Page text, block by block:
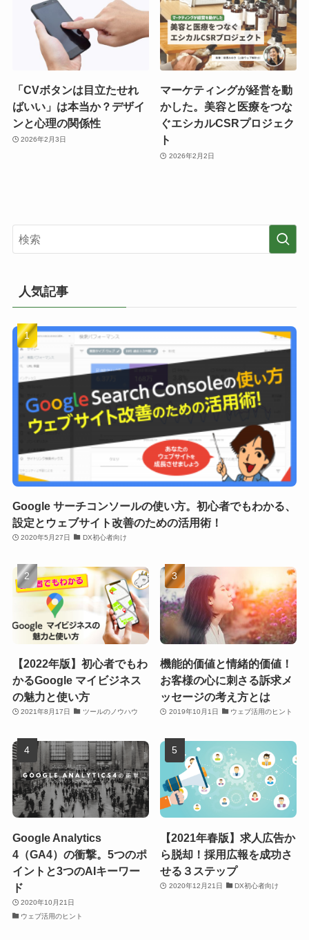
「CVボタンは目立たせれ
ばいい」は本当か？デザイ
ンと心理の関係性
2026年2月3日
マーケティングが経営を動
かした。美容と医療をつな
ぐエシカルCSRプロジェク
ト
2026年2月2日
人気記事
Google サーチコンソールの使い方。初心者でもわかる、
設定とウェブサイト改善のための活用術！
2020年5月27日 DX初心者向け
【2022年版】初心者でもわ
かるGoogle マイビジネス
の魅力と使い方
2021年8月17日 ツールのノウハウ
機能的価値と情緒的価値！
お客様の心に刺さる訴求メ
ッセージの考え方とは
2019年10月1日 ウェブ活用のヒント
Google Analytics
4（GA4）の衝撃。5つのポ
イントと3つのAIキーワー
ド
2020年10月21日
ウェブ活用のヒント
【2021年春版】求人広告か
ら脱却！採用広報を成功さ
せる３ステップ
2020年12月21日 DX初心者向け